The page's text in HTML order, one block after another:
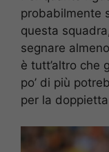
probabilmente
questa
segnare
è tutt’altro che
po’ di più
per la